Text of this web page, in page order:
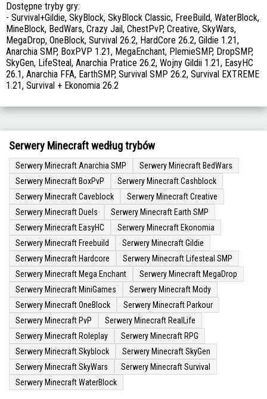
Dostępne tryby gry:
- Survival+Gildie, SkyBlock, SkyBlock Classic, FreeBuild, WaterBlock,
MineBlock, BedWars, Crazy Jail, ChestPvP, Creative, SkyWars,
MegaDrop, OneBlock, Survival 26.2, HardCore 26.2, Gildie 1.21,
Anarchia SMP, BoxPVP 1.21, MegaEnchant, PlemieSMP, DropSMP,
SkyGen, LifeSteal, Anarchia Pratice 26.2, Wojny Gildii 1.21, EasyHC
26.1, Anarchia FFA, EarthSMP, Survival SMP 26.2, Survival EXTREME
1.21, Survival + Ekonomia 26.2
Serwery Minecraft według trybów
Serwery Minecraft Anarchia SMP
Serwery Minecraft BedWars
Serwery Minecraft BoxPvP
Serwery Minecraft Cashblock
Serwery Minecraft Caveblock
Serwery Minecraft Creative
Serwery Minecraft Duels
Serwery Minecraft Earth SMP
Serwery Minecraft EasyHC
Serwery Minecraft Ekonomia
Serwery Minecraft Freebuild
Serwery Minecraft Gildie
Serwery Minecraft Hardcore
Serwery Minecraft Lifesteal SMP
Serwery Minecraft Mega Enchant
Serwery Minecraft MegaDrop
Serwery Minecraft MiniGames
Serwery Minecraft Mody
Serwery Minecraft OneBlock
Serwery Minecraft Parkour
Serwery Minecraft PvP
Serwery Minecraft RealLife
Serwery Minecraft Roleplay
Serwery Minecraft RPG
Serwery Minecraft Skyblock
Serwery Minecraft SkyGen
Serwery Minecraft SkyWars
Serwery Minecraft Survival
Serwery Minecraft WaterBlock